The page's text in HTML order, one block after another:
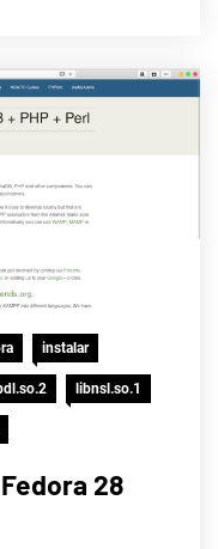
instalar
libnsl.so.1
28